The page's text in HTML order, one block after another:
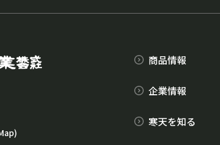
商品情報
企業情報
寒天を知る
)